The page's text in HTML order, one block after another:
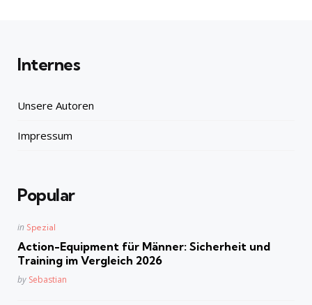
Internes
Unsere Autoren
Impressum
Popular
Posted
in Spezial
Action-Equipment für Männer: Sicherheit und
Training im Vergleich 2026
Posted
by Sebastian